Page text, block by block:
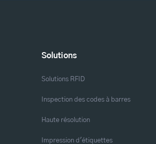
Solutions
Solutions RFID
Inspection des codes à barres
Haute résolution
Impression d'étiquettes